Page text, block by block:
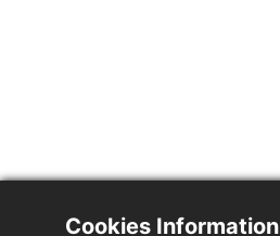
Cookies Information